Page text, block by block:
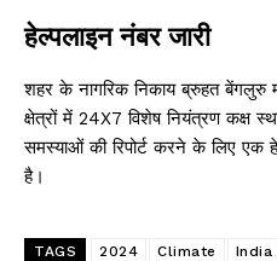
हेल्पलाइन नंबर जारी
शहर के नागरिक निकाय ब्रुहत बेंगलुरु
क्षेत्रों में 24X7 विशेष नियंत्रण कक्ष
समस्याओं की रिपोर्ट करने के लिए एक
है।
TAGS 2024 Climate India